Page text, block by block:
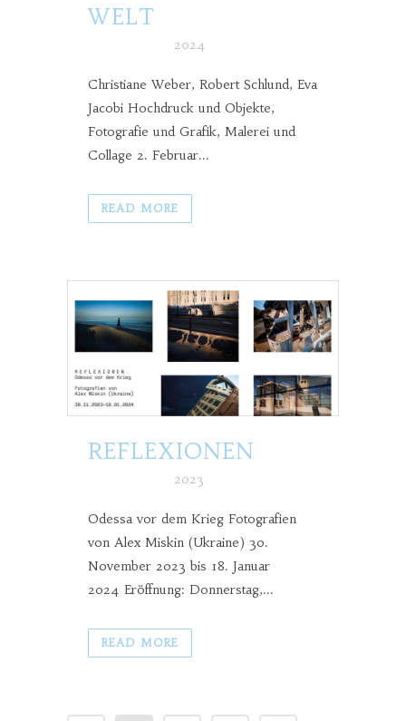
WELT
2024
Christiane Weber, Robert Schlund, Eva
Jacobi Hochdruck und Objekte,
Fotografie und Grafik, Malerei und
Collage 2. Februar...
READ MORE
REFLEXIONEN
2023
Odessa vor dem Krieg Fotografien
von Alex Miskin (Ukraine) 30.
November 2023 bis 18. Januar
2024 Eröffnung: Donnerstag,...
READ MORE